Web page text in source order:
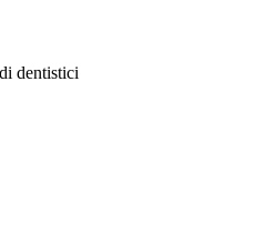
dentistici